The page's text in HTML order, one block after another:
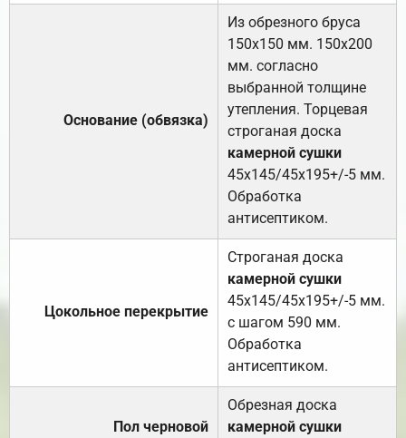
Основание (обвязка)
Из обрезного бруса
150х150 мм. 150х200
мм. согласно
выбранной толщине
утепления. Торцевая
строганая доска
камерной сушки
45х145/45х195+/-5 мм.
Обработка
антисептиком.
Цокольное перекрытие
Строганая доска
камерной сушки
45х145/45х195+/-5 мм.
с шагом 590 мм.
Обработка
антисептиком.
Пол черновой
Обрезная доска
камерной сушки